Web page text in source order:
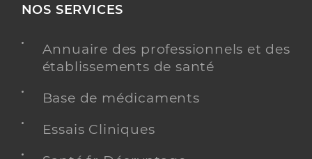
NOS SERVICES
Annuaire des professionnels et des
établissements de santé
Base de médicaments
Essais Cliniques